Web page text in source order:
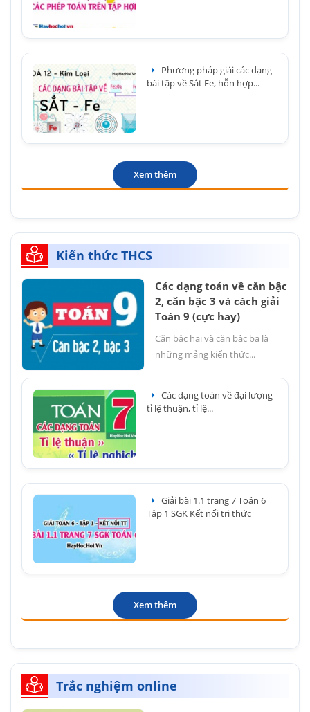
Phương pháp giải các dạng
bài tập về Sắt Fe, hỗn hợp...
Xem thêm
Kiến thức THCS
Các dạng toán về căn bậc
2, căn bậc 3 và cách giải
Toán 9 (cực hay)
Căn bậc hai và căn bậc ba là
những mảng kiến thức...
Các dạng toán về đại lượng
tỉ lệ thuận, tỉ lệ...
Giải bài 1.1 trang 7 Toán 6
Tập 1 SGK Kết nối tri thức
Xem thêm
Trắc nghiệm online